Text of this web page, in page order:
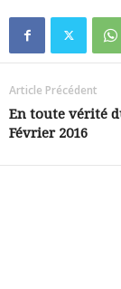
Article Précédent
En toute vérité
Février 2016